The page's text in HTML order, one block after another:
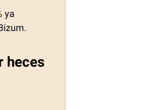
ya
heces